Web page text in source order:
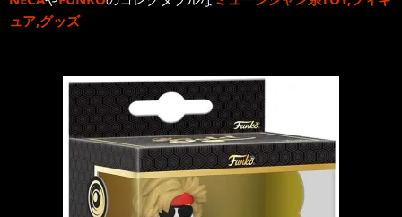
ュア,グッズ